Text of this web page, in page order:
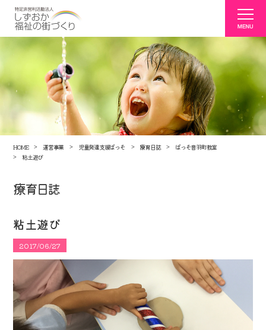
HOME 運営事業 児童発達支援ぱっそ 療育日誌
ぱっそ音羽町教室
粘土遊び
療育日誌
粘土遊び
2017/06/27